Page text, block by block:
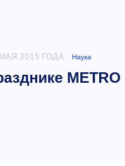
2015 ГОДА Наука
METRO